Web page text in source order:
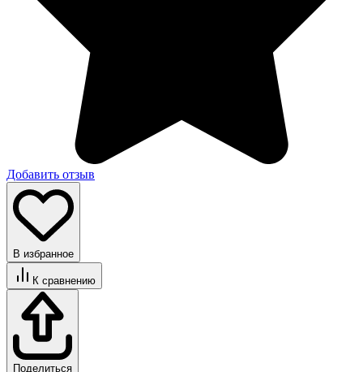
Добавить отзыв
В избранное
К сравнению
Поделиться